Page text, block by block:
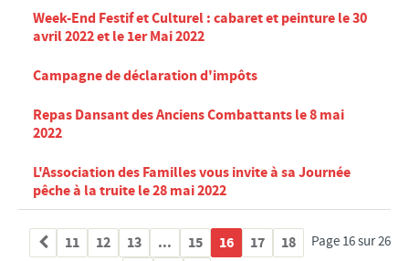
Approbation du Plan Local d'Urbanisme
POLICE MUNICIPALE
C.C.A.S.
Conseil d'Administration
Compte Rendu du Conseil d'Administration
Consultation des Nourrissons
Week-End Festif et Culturel : cabaret et peinture le 30
avril 2022 et le 1er Mai 2022
Campagne de déclaration d'impôts
Repas Dansant des Anciens Combattants le 8 mai
2022
L'Association des Familles vous invite à sa Journée
pêche à la truite le 28 mai 2022
Page 16 sur 26
11 12 13 ... 15 16 17
18